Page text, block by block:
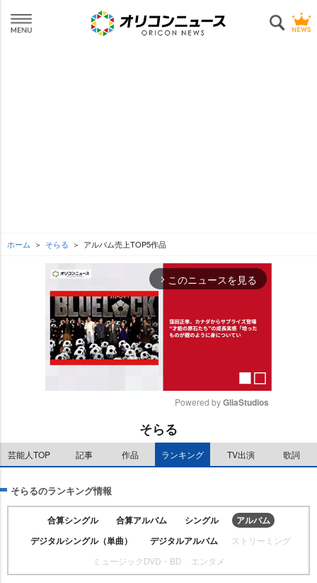
ホーム そらる アルバム売上TOP5作品
arrow_forward_ios このニュースを見る
u
Powered by GliaStudios
そらる
芸能人TOP 記事 作品 ランキング TV出演 歌詞
そらるのランキング情報
合算シングル 合算アルバム シングル
アルバム
デジタルシングル（単曲）
デジタルアルバム
ストリーミング
ミュージックDVD・BD
エンタメ